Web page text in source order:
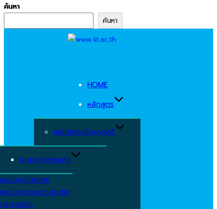
ค้นหา
ค้นหา
HOME
หลักสูตร
หลักสูตรปริญญาตรี
คณะบริหารธุรกิจ
ตรบัญชีบัณฑิต
ตรบริหารธุรกิจบัณฑิต
ริหารธุกิจ